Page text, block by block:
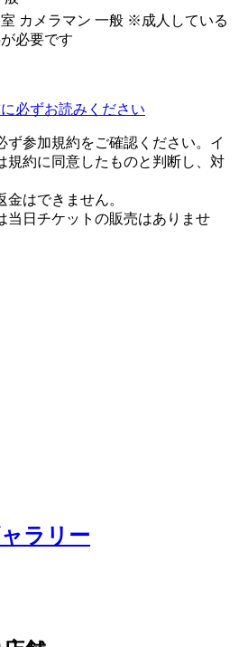
カメラマン 一般 ※成人している
必要です
必ずお読みください
ず参加規約をご確認ください。イ
規約に同意したものと判断し、対
はできません。
当日チケットの販売はありませ
ラリー